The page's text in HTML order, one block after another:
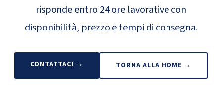
risponde entro 24 ore lavorative con
disponibilità, prezzo e tempi di consegna.
CONTATTACI → TORNA ALLA HOME →